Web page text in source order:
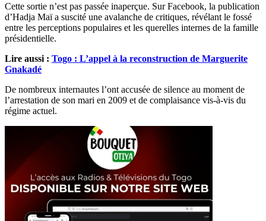
Cette sortie n’est pas passée inaperçue. Sur Facebook, la publication
d’Hadja Maï a suscité une avalanche de critiques, révélant le fossé
entre les perceptions populaires et les querelles internes de la famille
présidentielle.
Lire aussi : Togo : L’appel à la reconstruction de Marguerite
Gnakadé
De nombreux internautes l’ont accusée de silence au moment de
l’arrestation de son mari en 2009 et de complaisance vis-à-vis du
régime actuel.